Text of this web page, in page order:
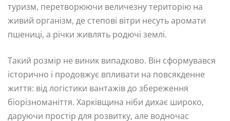
туризм, перетворюючи величезну територію на
живий організм, де степові вітри несуть аромати
пшениці, а річки живлять родючі землі.
Такий розмір не виник випадково. Він сформувався
історично і продовжує впливати на повсякденне
життя: від логістики вантажів до збереження
біорізноманіття. Харківщина ніби дихає широко,
даруючи простір для розвитку, але водночас